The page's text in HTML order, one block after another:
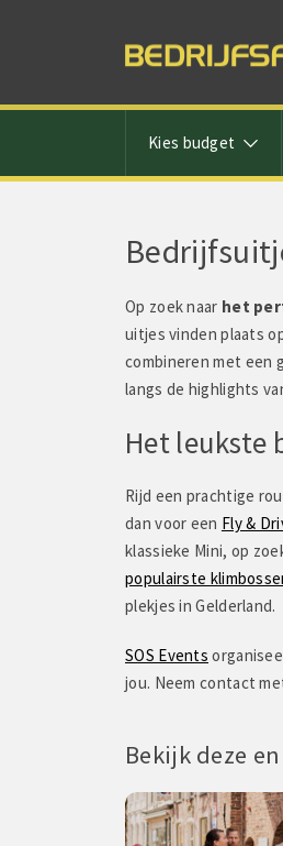
Kies budget
Op zoek naar het
uitjes vinden plaats
combineren met een
langs de highlights
Het leukste
Rijd een prachtige
dan voor een Fly &
klassieke Mini, op
populairste
plekjes in Gelderland.
SOS Events
jou. Neem contact
Bekijk deze